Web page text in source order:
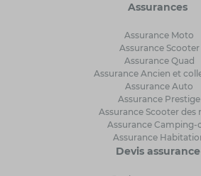
Assurances
Assurance Moto
Assurance Scooter
Assurance Quad
Assurance Ancien et
Assurance Auto
Assurance Prestige
Assurance Scooter des
Assurance Camping-
Assurance
Devis assurance